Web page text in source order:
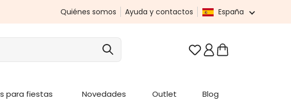
Quiénes somos Ayuda y contactos España
Tienes 0 artículos en
para fiestas Novedades Outlet Blog